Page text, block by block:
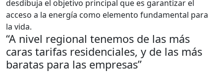
desdibuja el objetivo principal que es garantizar el
acceso a la energía como elemento fundamental para
la vida.
“A nivel regional tenemos de las más
caras tarifas residenciales, y de las más
baratas para las empresas”